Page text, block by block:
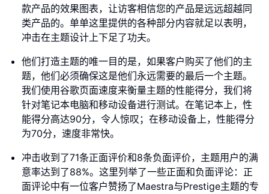
款产品的效果图表，让访客相信您的产品是远远超越同
类产品的。单单这里提供的各种部分内容就足以表明，
冲击在主题设计上下足了功夫。
他们打造主题的唯一目的是，如果客户购买了他们的主
题，他们必须确保这是他们永远需要的最后一个主题。
我们使用谷歌页面速度来衡量主题的性能得分，我们将
针对笔记本电脑和移动设备进行测试。在笔记本上，性
能得分高达90分，令人惊叹；在移动设备上，性能得分
为70分，速度非常快。
冲击收到了71条正面评价和8条负面评价，主题用户的满
意率达到了88%。这里列举了一些正面和负面评论：正
面评论中有一位客户赞扬了Maestra与Prestige主题的专